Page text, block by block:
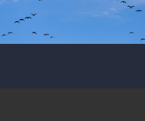
photo